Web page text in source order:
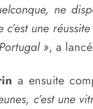
ne
une
», a
a ensuite
c’est une